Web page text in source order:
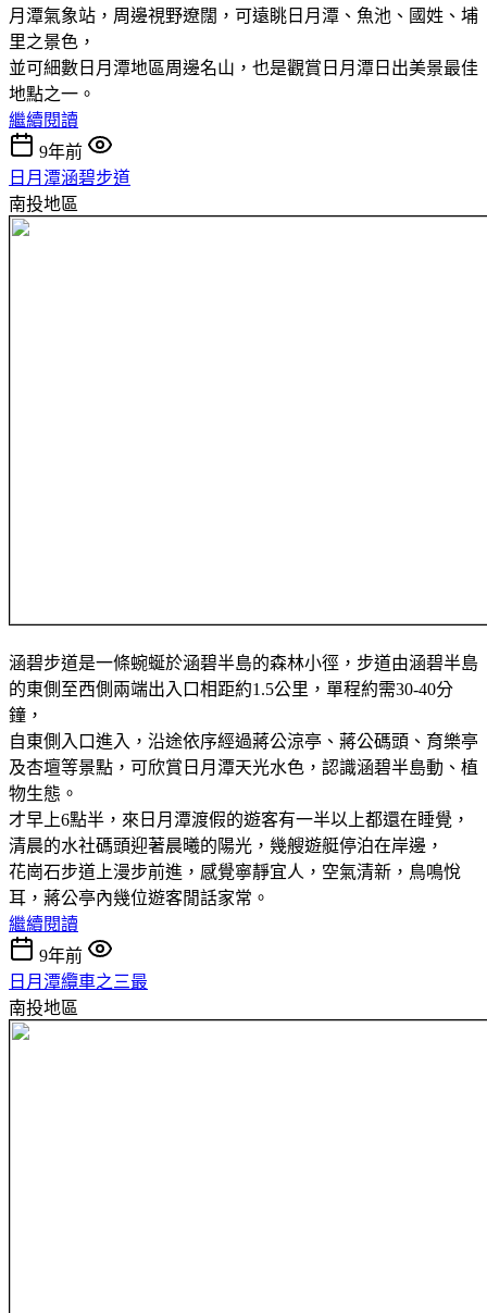
月潭氣象站，周邊視野遼闊，可遠眺日月潭、魚池、國姓、埔
里之景色，
並可細數日月潭地區周邊名山，也是觀賞日月潭日出美景最佳
地點之一。
繼續閱讀
9年前
日月潭涵碧步道
南投地區
涵碧步道是一條蜿蜒於涵碧半島的森林小徑，步道由涵碧半島
的東側至西側兩端出入口相距約1.5公里，單程約需30-40分
鐘，
自東側入口進入，沿途依序經過蔣公涼亭、蔣公碼頭、育樂亭
及杏壇等景點，可欣賞日月潭天光水色，認識涵碧半島動、植
物生態。
才早上6點半，來日月潭渡假的遊客有一半以上都還在睡覺，
清晨的水社碼頭迎著晨曦的陽光，幾艘遊艇停泊在岸邊，
花崗石步道上漫步前進，感覺寧靜宜人，空氣清新，鳥鳴悅
耳，蔣公亭內幾位遊客閒話家常。
繼續閱讀
9年前
日月潭纜車之三最
南投地區